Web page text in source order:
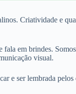
Criatividade e
fala em brindes.
visual.
e ser lembrada